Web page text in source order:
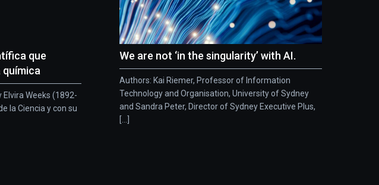
que
química
Weeks (1892-
la Ciencia y con su
We are not ‘in the singularity’ with AI.
Authors: Kai Riemer, Professor of Information
Technology and Organisation, University of Sydney
and Sandra Peter, Director of Sydney Executive Plus,
[...]